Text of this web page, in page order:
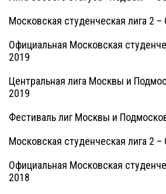
Московская студенческая лига 2 –
Официальная Московская
2019
Центральная лига Москвы и
2019
Фестиваль лиг Москвы и
Московская студенческая лига 2 –
Официальная Московская
2018